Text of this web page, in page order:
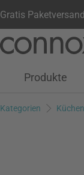
Gratis
Kundenkonto
Wunschliste
Produkte
Kategorien